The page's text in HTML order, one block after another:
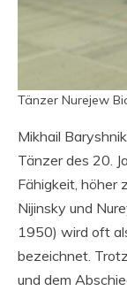
Tänzer Nurejew
Mikhail
Tänzer des 20.
Fähigkeit, höher
Nijinsky und
1950) wird oft
bezeichnet.
und dem